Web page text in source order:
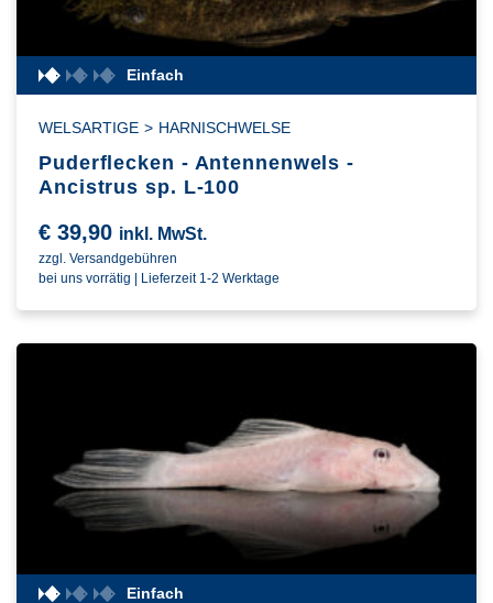
Einfach
WELSARTIGE > HARNISCHWELSE
Puderflecken - Antennenwels -
Ancistrus sp. L-100
€ 39,90 inkl. MwSt.
zzgl. Versandgebühren
bei uns vorrätig | Lieferzeit 1-2 Werktage
Einfach